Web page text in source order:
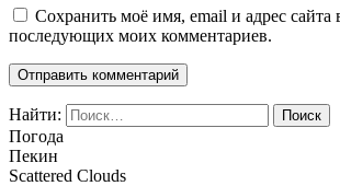
Сохранить моё имя, email и адрес сайта
последующих моих комментариев.
Найти:
Погода
Пекин
Scattered Clouds